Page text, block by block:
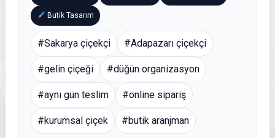
Butik Tasarım
#Sakarya çiçekçi #Adapazarı çiçekçi
#gelin çiçeği #düğün organizasyon
#aynı gün teslim #online sipariş
#kurumsal çiçek #butik aranjman